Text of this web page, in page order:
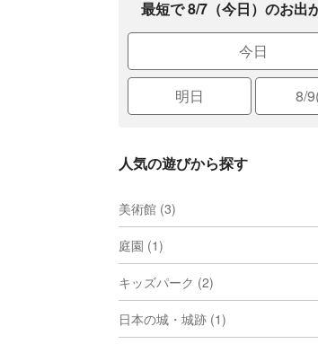
最短で 8/7（今日）のお出
今日
明日 8/
人気の遊びから探す
美術館 (3)
庭園 (1)
キッズパーク (2)
日本の城・城跡 (1)